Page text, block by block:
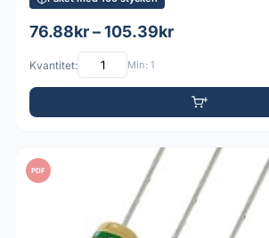
76.88kr – 105.39kr
Kvantitet: Min: 1
PDF